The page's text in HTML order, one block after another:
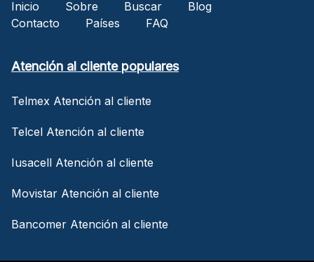
Inicio Sobre Buscar
Blog
Contacto
Países FAQ
Atención al cliente populares
Telmex Atención al cliente
Telcel Atención al cliente
Iusacell Atención al cliente
Movistar Atención al cliente
Bancomer Atención al cliente